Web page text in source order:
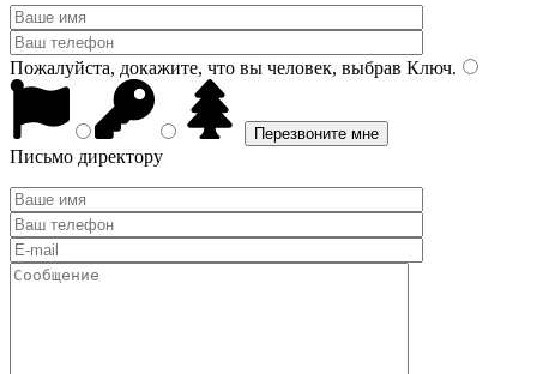
Пожалуйста, докажите, что вы человек, выбрав Ключ.
Письмо директору